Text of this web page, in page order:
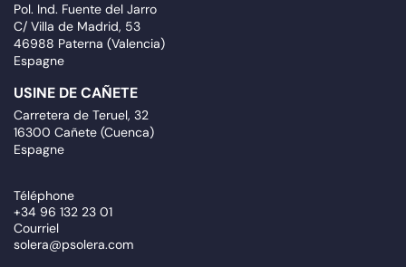
Pol. Ind. Fuente del Jarro
C/ Villa de Madrid, 53
46988 Paterna (Valencia)
Espagne
USINE DE CAÑETE
Carretera de Teruel, 32
16300 Cañete (Cuenca)
Espagne
Téléphone
+34 96 132 23 01
Courriel
solera@psolera.com